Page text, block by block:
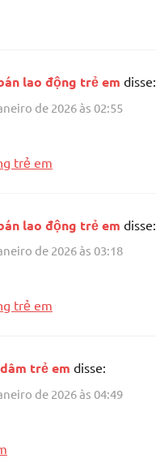
lao động trẻ em disse:
de 2026 às 02:55
trẻ em
lao động trẻ em disse:
de 2026 às 03:18
trẻ em
trẻ em disse:
de 2026 às 04:49